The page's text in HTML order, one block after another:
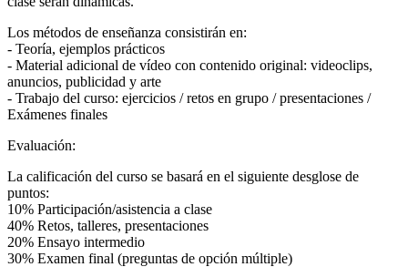
Los métodos de enseñanza consistirán en:
- Teoría, ejemplos prácticos
- Material adicional de vídeo con contenido original: videoclips,
anuncios, publicidad y arte
- Trabajo del curso: ejercicios / retos en grupo / presentaciones /
Exámenes finales
Evaluación:
La calificación del curso se basará en el siguiente desglose de
puntos:
10% Participación/asistencia a clase
40% Retos, talleres, presentaciones
20% Ensayo intermedio
30% Examen final (preguntas de opción múltiple)